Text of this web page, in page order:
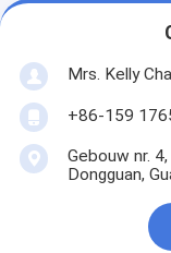
Mrs. Kelly
+86-159
Gebouw nr.
Dongguan,